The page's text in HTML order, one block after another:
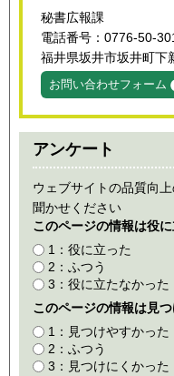
秘書広報課
電話番号：0776-50-
福井県坂井市坂井町下
お問い合わせフォーム
アンケート
ウェブサイトの品質向
聞かせください
このページの情報は役
1：役に立った
2：ふつう
3：役に立たなかった
このページの情報は見
1：見つけやすかった
2：ふつう
3：見つけにくかった